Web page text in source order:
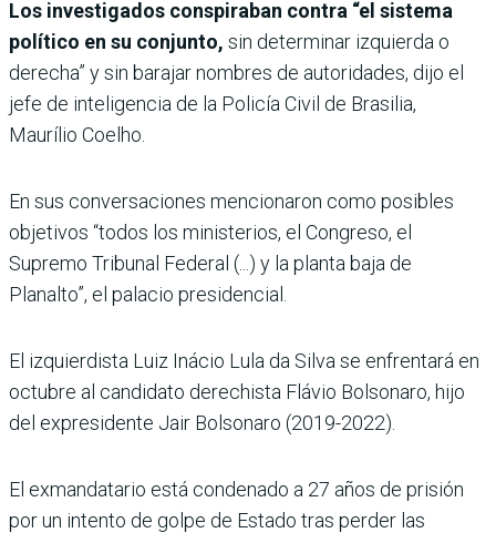
Los investigados conspiraban contra “el sistema
político en su conjunto, sin determinar izquierda o
derecha” y sin barajar nombres de autoridades, dijo el
jefe de inteligencia de la Policía Civil de Brasilia,
Maurílio Coelho.
En sus conversaciones mencionaron como posibles
objetivos “todos los ministerios, el Congreso, el
Supremo Tribunal Federal (...) y la planta baja de
Planalto”, el palacio presidencial.
El izquierdista Luiz Inácio Lula da Silva se enfrentará en
octubre al candidato derechista Flávio Bolsonaro, hijo
del expresidente Jair Bolsonaro (2019-2022).
El exmandatario está condenado a 27 años de prisión
por un intento de golpe de Estado tras perder las